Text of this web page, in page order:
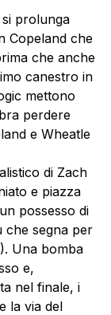
prolunga
Copeland che
che anche
canestro in
mettono
perdere
e Wheatle
di Zach
e piazza
possesso di
che segna per
Una bomba
e,
nel finale, i
la via del